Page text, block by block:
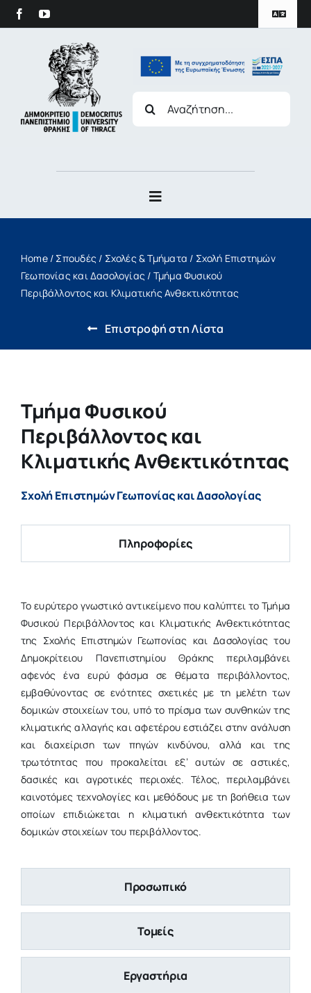
περιεχόμενο
Skip
to
Toggle
Πολιτική Προστασίας Δεδομένων
Duth Archive
for:
Toggle
Navigation
Σπουδές
Η ζωή στο ΔΠΘ
Επιτροπές
Home/ Σπουδές / Σχολές & Τμήματα / Σχολή Επιστημών
Γεωπονίας και Δασολογίας / Τμήμα Φυσικού
Περιβάλλοντος και Κλιματικής Ανθεκτικότητας
Επιστροφή στη Λίστα
Τμήμα Φυσικού
Περιβάλλοντος και
Κλιματικής Ανθεκτικότητας
Σχολή Επιστημών Γεωπονίας και Δασολογίας
Πληροφορίες
Το ευρύτερο γνωστικό αντικείμενο που καλύπτει το Τμήμα
Φυσικού Περιβάλλοντος και Κλιματικής Ανθεκτικότητας
της Σχολής Επιστημών Γεωπονίας και Δασολογίας του
Δημοκρίτειου Πανεπιστημίου Θράκης περιλαμβάνει
αφενός ένα ευρύ φάσμα σε θέματα περιβάλλοντος,
εμβαθύνοντας σε ενότητες σχετικές με τη μελέτη των
δομικών στοιχείων του, υπό το πρίσμα των συνθηκών της
κλιματικής αλλαγής και αφετέρου εστιάζει στην ανάλυση
και διαχείριση των πηγών κινδύνου, αλλά και της
τρωτότητας που προκαλείται εξ’ αυτών σε αστικές,
δασικές και αγροτικές περιοχές. Τέλος, περιλαμβάνει
καινοτόμες τεχνολογίες και μεθόδους με τη βοήθεια των
οποίων επιδιώκεται η κλιματική ανθεκτικότητα των
δομικών στοιχείων του περιβάλλοντος.
Προσωπικό
Τομείς
Εργαστήρια